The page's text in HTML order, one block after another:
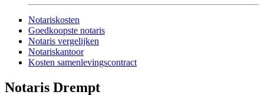
Notariskosten
Goedkoopste notaris
Notaris vergelijken
Notariskantoor
Kosten samenlevingscontract
Notaris Drempt